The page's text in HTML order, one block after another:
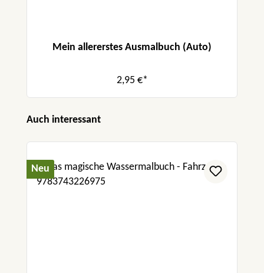
Mein allererstes Ausmalbuch (Auto)
2,95 €*
Produktgalerie überspringen
Auch interessant
Neu